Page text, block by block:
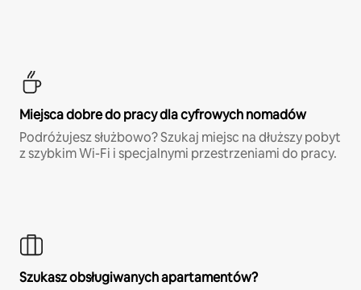
Miejsca dobre do pracy dla cyfrowych nomadów
Podróżujesz służbowo? Szukaj miejsc na dłuższy pobyt
z szybkim Wi-Fi i specjalnymi przestrzeniami do pracy.
Szukasz obsługiwanych apartamentów?